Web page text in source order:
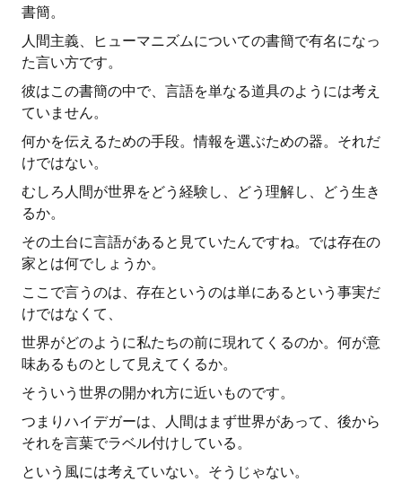
書簡。
人間主義、ヒューマニズムについての書簡で有名になっ
た言い方です。
彼はこの書簡の中で、言語を単なる道具のようには考え
ていません。
何かを伝えるための手段。情報を選ぶための器。それだ
けではない。
むしろ人間が世界をどう経験し、どう理解し、どう生き
るか。
その土台に言語があると見ていたんですね。では存在の
家とは何でしょうか。
ここで言うのは、存在というのは単にあるという事実だ
けではなくて、
世界がどのように私たちの前に現れてくるのか。何が意
味あるものとして見えてくるか。
そういう世界の開かれ方に近いものです。
つまりハイデガーは、人間はまず世界があって、後から
それを言葉でラベル付けしている。
という風には考えていない。そうじゃない。